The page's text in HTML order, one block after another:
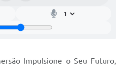
Impulsione o Seu Futuro,